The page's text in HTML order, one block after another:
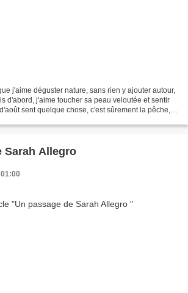
j'aime déguster nature, sans rien y ajouter autour,
d'abord, j'aime toucher sa peau veloutée et sentir
sent quelque chose, c'est sûrement la pêche,
Sarah Allegro